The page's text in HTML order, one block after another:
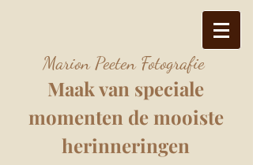
Marion Peeten Fotografie
Maak van speciale
momenten de mooiste
herinneringen